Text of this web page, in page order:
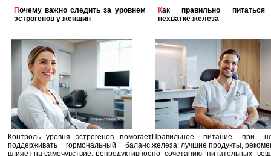
Почему важно следить за уровнем
эстрогенов у женщин
Контроль уровня эстрогенов помогает
поддерживать гормональный баланс,
влияет на самочувствие, репродуктивное
Как правильно питаться при
нехватке железа
Правильное питание при
железа: лучшие продукты,
по сочетанию питательных